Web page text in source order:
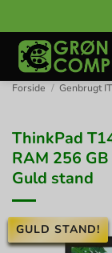
til
indhold
Forside / Genbrugt IT
ThinkPad
RAM 256
Guld stand
GULD STAND!